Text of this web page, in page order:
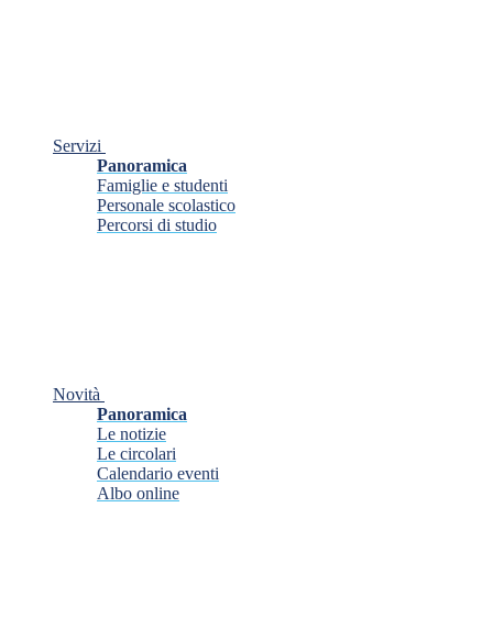
Servizi
Panoramica
Famiglie e studenti
Personale scolastico
Percorsi di studio
Novità
Panoramica
Le notizie
Le circolari
Calendario eventi
Albo online